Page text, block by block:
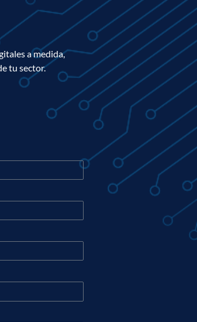
a medida,
tu sector.